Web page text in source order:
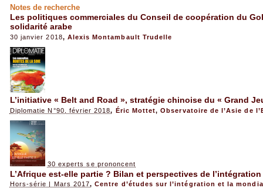
Notes de recherche
Les politiques commerciales du Conseil de coopération du
solidarité arabe
30 janvier 2018, Alexis Montambault Trudelle
L’initiative « Belt and Road », stratégie chinoise du « Grand
Diplomatie N°90, février 2018, Éric Mottet,Observatoire de l’Asie de
30 experts se prononcent
L’Afrique est-elle partie ? Bilan et perspectives de
Hors-série | Mars 2017,Centre d’études sur l’intégration et la